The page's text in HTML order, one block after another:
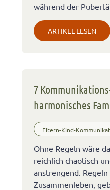
während der
ARTIKEL LESEN
7
harmonisches
Eltern-Kind-
Ohne Regeln wäre
reichlich chaotisch
anstrengend.
Zusammenleben,